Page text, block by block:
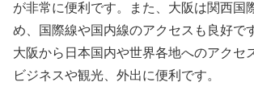
が非常に便利です。また、大阪は関西国
め、国際線や国内線のアクセスも良好で
大阪から日本国内や世界各地へのアクセ
ビジネスや観光、外出に便利です。